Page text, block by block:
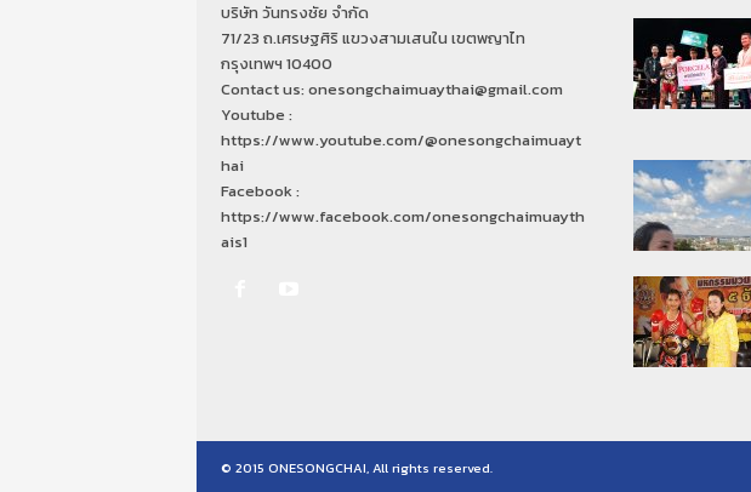
บริษัท วันทรงชัย จำกัด
71/23 ถ.เศรษฐศิริ แขวงสามเสนใน เขตพญาไท
กรุงเทพฯ 10400
Contact us: onesongchaimuaythai@gmail.com
Youtube :
https://www.youtube.com/@onesongchaimuayt
hai
Facebook :
https://www.facebook.com/onesongchaimuayth
ais1
© 2015 ONESONGCHAI, All rights reserved.